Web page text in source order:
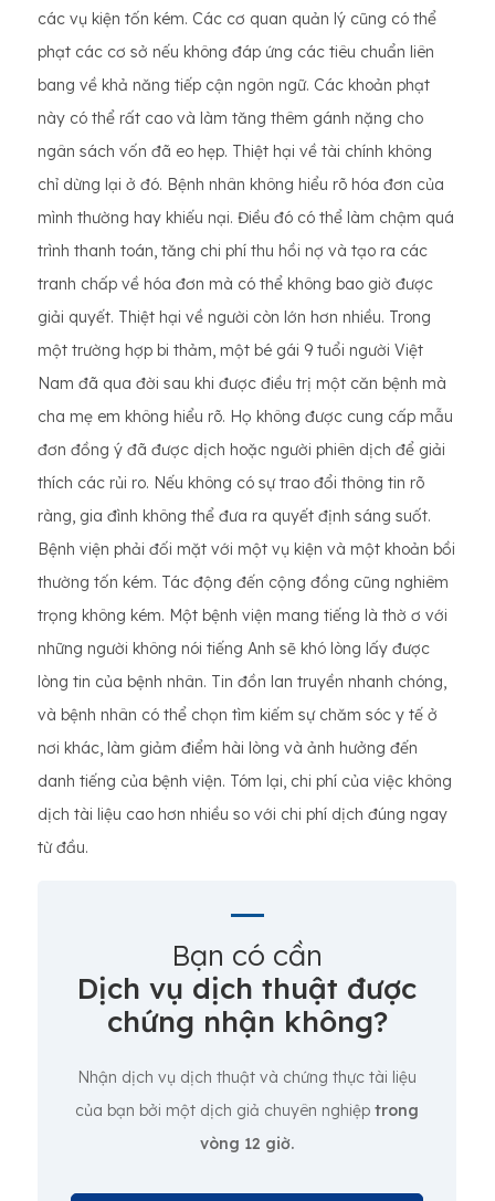
các vụ kiện tốn kém. Các cơ quan quản lý cũng có thể
phạt các cơ sở nếu không đáp ứng các tiêu chuẩn liên
bang về khả năng tiếp cận ngôn ngữ. Các khoản phạt
này có thể rất cao và làm tăng thêm gánh nặng cho
ngân sách vốn đã eo hẹp. Thiệt hại về tài chính không
chỉ dừng lại ở đó. Bệnh nhân không hiểu rõ hóa đơn của
mình thường hay khiếu nại. Điều đó có thể làm chậm quá
trình thanh toán, tăng chi phí thu hồi nợ và tạo ra các
tranh chấp về hóa đơn mà có thể không bao giờ được
giải quyết. Thiệt hại về người còn lớn hơn nhiều. Trong
một trường hợp bi thảm, một bé gái 9 tuổi người Việt
Nam đã qua đời sau khi được điều trị một căn bệnh mà
cha mẹ em không hiểu rõ. Họ không được cung cấp mẫu
đơn đồng ý đã được dịch hoặc người phiên dịch để giải
thích các rủi ro. Nếu không có sự trao đổi thông tin rõ
ràng, gia đình không thể đưa ra quyết định sáng suốt.
Bệnh viện phải đối mặt với một vụ kiện và một khoản bồi
thường tốn kém. Tác động đến cộng đồng cũng nghiêm
trọng không kém. Một bệnh viện mang tiếng là thờ ơ với
những người không nói tiếng Anh sẽ khó lòng lấy được
lòng tin của bệnh nhân. Tin đồn lan truyền nhanh chóng,
và bệnh nhân có thể chọn tìm kiếm sự chăm sóc y tế ở
nơi khác, làm giảm điểm hài lòng và ảnh hưởng đến
danh tiếng của bệnh viện. Tóm lại, chi phí của việc không
dịch tài liệu cao hơn nhiều so với chi phí dịch đúng ngay
từ đầu.
Bạn có cần
Dịch vụ dịch thuật được
chứng nhận không?
Nhận dịch vụ dịch thuật và chứng thực tài liệu
của bạn bởi một dịch giả chuyên nghiệp trong
vòng 12 giờ.